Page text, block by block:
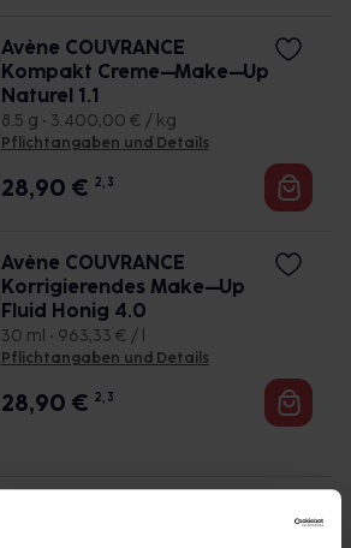
Avène COUVRANCE
Kompakt Creme–Make–Up
Naturel 1.1
8.5 g • 3.400,00 € / kg
Pflichtangaben und Details
28,90 € 2, 3
Avène COUVRANCE
Korrigierendes Make–Up
Fluid Honig 4.0
30 ml • 963,33 € / l
Pflichtangaben und Details
28,90 € 2, 3